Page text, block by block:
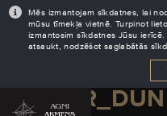
Mēs izmantojam sīkdatnes, lai
mūsu tīmekļa vietnē. Turpinot
izmantosim sīkdatnes Jūsu
atsaukt, nodzēšot saglabātās